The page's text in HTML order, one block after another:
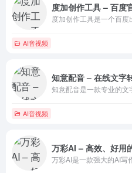
AI音视频
AI音视频
万彩AI – 高效、好用